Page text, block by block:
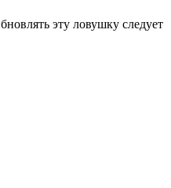
эту ловушку следует